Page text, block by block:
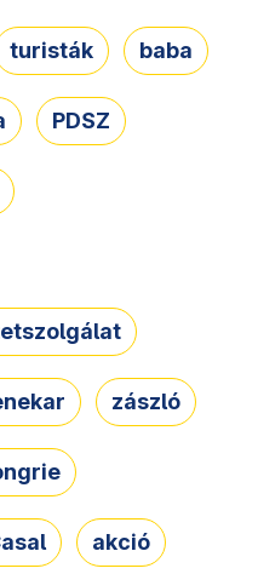
turisták baba
PDSZ
zászló
akció